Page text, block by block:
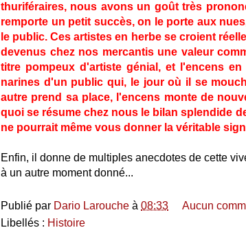
thuriféraires, nous avons un goût très
remporte un petit succès, on le porte aux
le public. Ces artistes en herbe se croient
devenus chez nos mercantis une valeur
titre pompeux d'artiste génial, et l'encens
narines d'un public qui, le jour où il se
autre prend sa place, l'encens monte de
quoi se résume chez nous le bilan splendide
ne pourrait même vous donner la véritable
Enfin, il donne de multiples anecdotes de cette
à un autre moment donné...
Publié par Dario Larouche à 08:33
Aucun
Libellés : Histoire